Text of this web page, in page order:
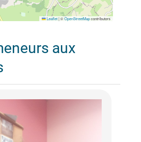
Leaflet |©OpenStreetMapcontributors
aux